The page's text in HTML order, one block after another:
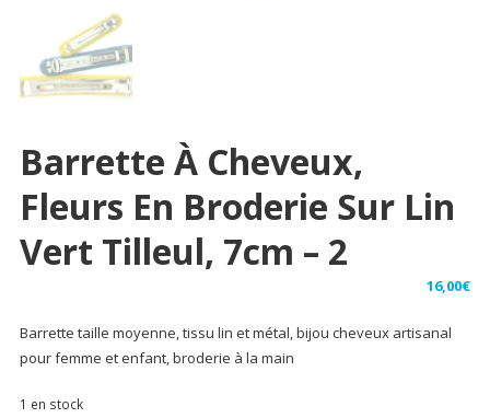
Barrette À Cheveux,
Fleurs En Broderie Sur Lin
Vert Tilleul, 7cm – 2
16,00€
Barrette taille moyenne, tissu lin et métal, bijou cheveux artisanal
pour femme et enfant, broderie à la main
1 en stock